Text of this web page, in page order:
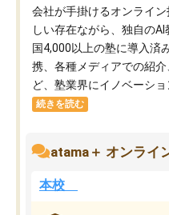
会社が手掛けるオンライ
しい存在ながら、独自の
国4,000以上の塾に導入済
携、各種メディアでの紹
ど、塾業界にイノベーショ
続きを読む
atama＋ オンライ
本校